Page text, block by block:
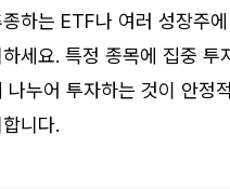
하는 ETF나 여러 성장주
세요. 특정 종목에 집중 투
나누어 투자하는 것이 안정
니다.